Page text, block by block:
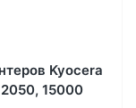
Kyocera
15000